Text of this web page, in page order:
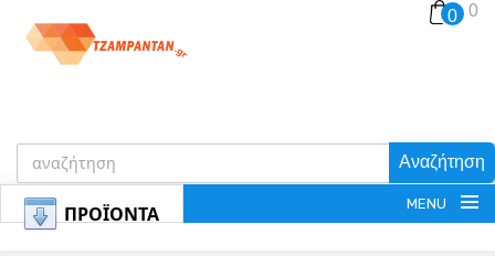
Αναζήτηση
0 0
ΠΡΟΪΟΝΤΑ MENU